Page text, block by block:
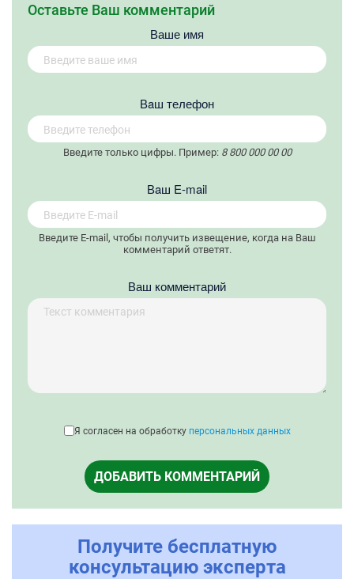
Оставьте Ваш комментарий
Ваше имя
Вaш телефон
Введите только цифры. Пример: 8 800 000 00 00
Вaш E-mail
Введите E-mail, чтобы получить извещение, когда на Ваш
комментарий ответят.
Ваш комментарий
Я согласен на обработку персональных данных
ДОБАВИТЬ КОММЕНТАРИЙ
Получите бесплатную
консультацию эксперта